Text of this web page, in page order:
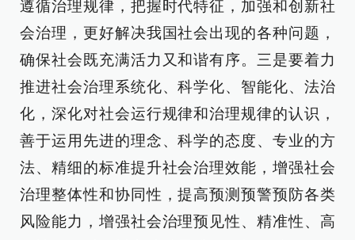
遵循治理规律，把握时代特征，加强和创新社
会治理，更好解决我国社会出现的各种问题，
确保社会既充满活力又和谐有序。三是要着力
推进社会治理系统化、科学化、智能化、法治
化，深化对社会运行规律和治理规律的认识，
善于运用先进的理念、科学的态度、专业的方
法、精细的标准提升社会治理效能，增强社会
治理整体性和协同性，提高预测预警预防各类
风险能力，增强社会治理预见性、精准性、高